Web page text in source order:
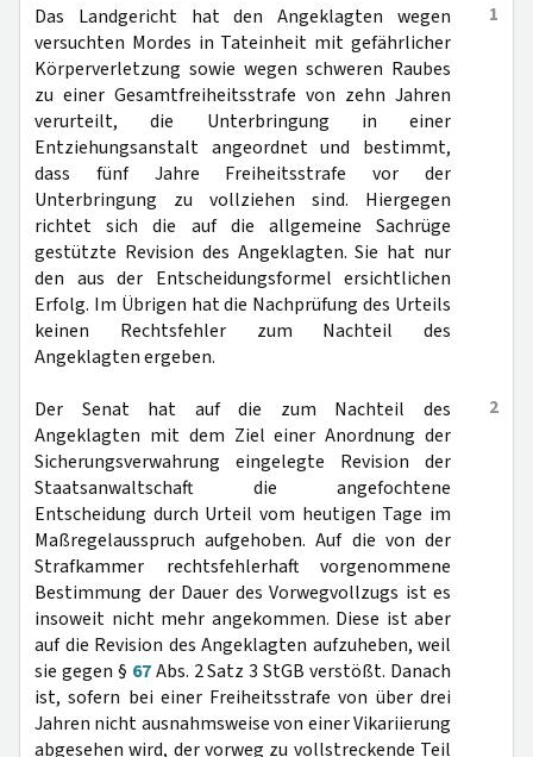
1
Das Landgericht hat den Angeklagten wegen
versuchten Mordes in Tateinheit mit gefährlicher
Körperverletzung sowie wegen schweren Raubes
zu einer Gesamtfreiheitsstrafe von zehn Jahren
verurteilt, die Unterbringung in einer
Entziehungsanstalt angeordnet und bestimmt,
dass fünf Jahre Freiheitsstrafe vor der
Unterbringung zu vollziehen sind. Hiergegen
richtet sich die auf die allgemeine Sachrüge
gestützte Revision des Angeklagten. Sie hat nur
den aus der Entscheidungsformel ersichtlichen
Erfolg. Im Übrigen hat die Nachprüfung des Urteils
keinen Rechtsfehler zum Nachteil des
Angeklagten ergeben.
2
Der Senat hat auf die zum Nachteil des
Angeklagten mit dem Ziel einer Anordnung der
Sicherungsverwahrung eingelegte Revision der
Staatsanwaltschaft die angefochtene
Entscheidung durch Urteil vom heutigen Tage im
Maßregelausspruch aufgehoben. Auf die von der
Strafkammer rechtsfehlerhaft vorgenommene
Bestimmung der Dauer des Vorwegvollzugs ist es
insoweit nicht mehr angekommen. Diese ist aber
auf die Revision des Angeklagten aufzuheben, weil
sie gegen § 67Abs. 2 Satz 3 StGB verstößt. Danach
ist, sofern bei einer Freiheitsstrafe von über drei
Jahren nicht ausnahmsweise von einer Vikariierung
abgesehen wird, der vorweg zu vollstreckende Teil